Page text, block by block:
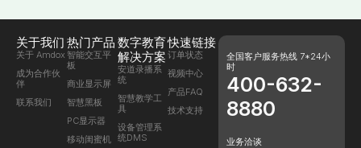
关于我们
关于 Amdox
成为合作伙
伴
联系我们
热门产品
智能交互平
板
商业显示屏
智慧黑板
PC显示器
移动闺蜜机
数字教育
解决方案
安道录播系
统
智慧教学工
具
设备管理系
统DMS
快速链接
订单状态
视频中心
产品FAQ
技术支持
全国客户服务热线 7*24小
时
400-632-
8880
业务洽谈